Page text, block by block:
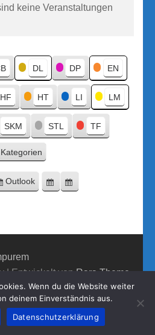
keine Veranstaltungen
DL DP EN
HF HT LI LM
SKM STL TF
Eintragen
Outlook
Google-
| Entwickelt von Rara Theme
Wenn du die Website weiter
deinem Einverständnis aus.
Datenschutzerklärung